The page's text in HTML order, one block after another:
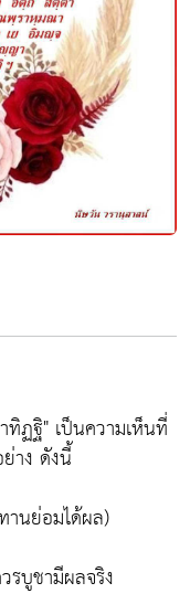
ฏฐิ" เป็นความเห็นที่
าง ดังนี้
นย่อมได้ผล)
รบูชามีผลจริง